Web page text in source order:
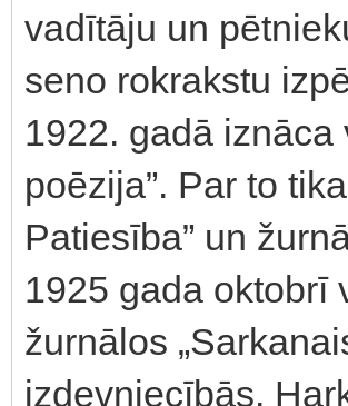
vadītāju un
seno rokrakstu
1922. gadā iznāca
poēzija”. Par to
Patiesība” un
1925 gada oktobrī
žurnālos
izdevniecībās.